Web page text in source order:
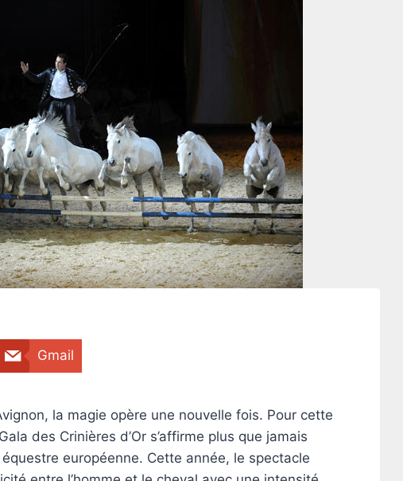
Gmail
la magie opère une nouvelle fois. Pour cette
des Crinières d’Or s’affirme plus que jamais
européenne. Cette année, le spectacle